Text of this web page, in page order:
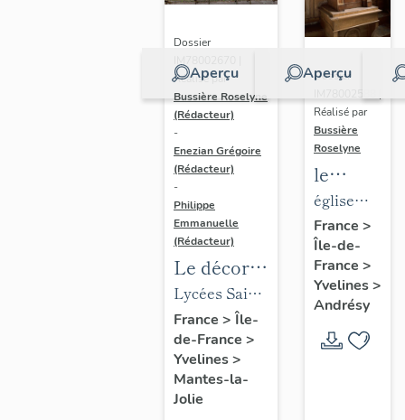
Aperçu
Dossier
IM78002670 |
Réalisé par
Bussière Roselyne
(Rédacteur)
-
Enezian Grégoire
(Rédacteur)
-
Philippe
Emmanuelle
(Rédacteur)
Le décor
des lycées
de Mantes
Lycées Saint-
Exupéry et
Jean Rostand
France > Île-
de-France >
Yvelines>
Mantes-la-
Jolie
Aperçu
Dossier
Réalisé par
Bussière
Roselyne
le
mobilier
de
l'église
Saint-
Germain-
de-
Paris
église
paroissiale
Saint-
Germain
France >
Île-de-
France >
Yvelines>
Andrésy